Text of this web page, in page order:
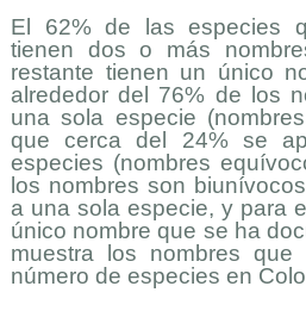
El 62% de las especies
tienen dos o más
restante tienen un único
alrededor del 76% de los
una sola especie
que cerca del 24% se
especies (nombres
los nombres son
a una sola especie, y para
único nombre que se ha
muestra los nombres
número de especies en